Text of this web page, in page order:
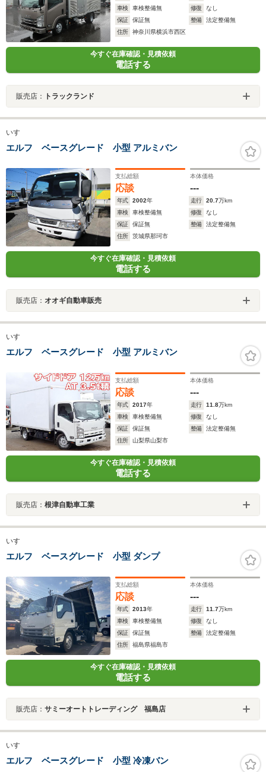
車検 車検整備無 修復
なし
保証
保証無 整備
法定整備無
住所
神奈川県横浜市西区
今すぐ在庫確認・見積依頼
電話する
販売店： トラックランド
いすゞ
エルフ ベースグレード 小型 アルミバン
支払総額
応談
本体価格
---
年式 2002年 走行 20.7万km
車検
車検整備無 修復
なし
保証
保証無 整備
法定整備無
住所
茨城県那珂市
今すぐ在庫確認・見積依頼
電話する
販売店： オオギ自動車販売
いすゞ
エルフ ベースグレード 小型 アルミバン
支払総額
応談
本体価格
---
年式 2017年 走行 11.8万km
車検
車検整備無 修復
なし
保証
保証無 整備
法定整備無
住所
山梨県山梨市
今すぐ在庫確認・見積依頼
電話する
販売店： 根津自動車工業
いすゞ
エルフ ベースグレード 小型 ダンプ
支払総額
応談
本体価格
---
年式 2013年 走行 11.7万km
車検
車検整備無 修復
なし
保証
保証無 整備
法定整備無
住所
福島県福島市
今すぐ在庫確認・見積依頼
電話する
販売店： サミーオートトレーディング 福島店
いすゞ
エルフ ベースグレード 小型 冷凍バン